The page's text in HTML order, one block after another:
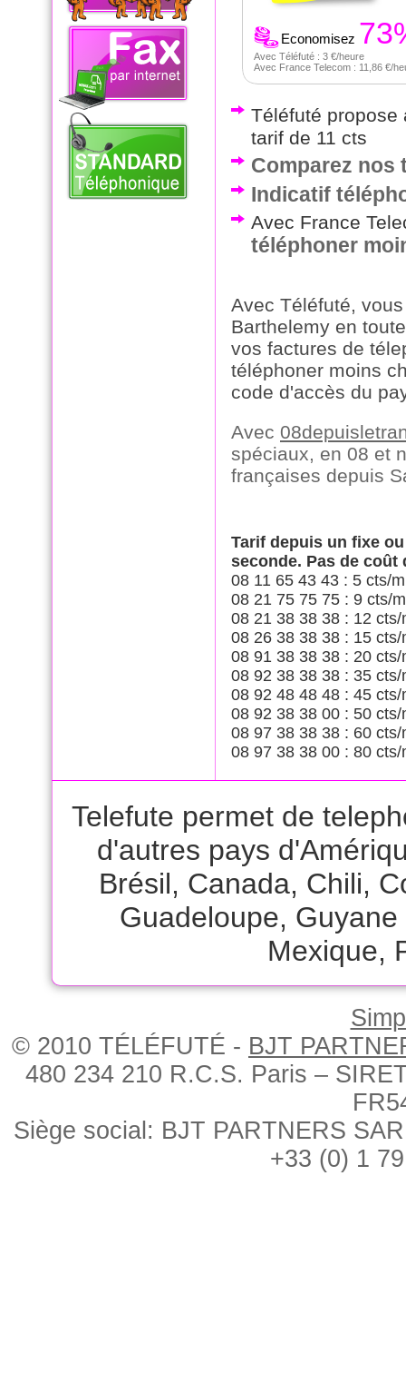
Economisez
Avec Téléfuté : 3 €/heure
Avec France Telecom : 11,86 €/
Téléfuté propose
tarif de 11 cts
Comparez nos
Indicatif
Avec France
téléphoner
Avec Téléfuté,
Barthelemy en
vos factures de
téléphoner moins
code d'accès du
Avec
spéciaux, en 08 et
françaises depuis
Tarif depuis un fixe
seconde. Pas de coût
08 11 65 43 43 : 5 cts/
08 21 75 75 75 : 9 cts/
08 21 38 38 38 : 12 cts/
08 26 38 38 38 : 15 cts/
08 91 38 38 38 : 20 cts/
08 92 38 38 38 : 35 cts/
08 92 48 48 48 : 45 cts/
08 92 38 38 00 : 50 cts/
08 97 38 38 38 : 60 cts/
08 97 38 38 00 : 80 cts/
Telefute permet de
d'autres pays
Brésil, Canada, Chili,
Guadeloupe,
Mexique,
© 2010 TÉLÉFUTÉ - BJT
480 234 210 R.C.S. Paris –
Siège social: BJT PARTNERS
+33 (0) 1